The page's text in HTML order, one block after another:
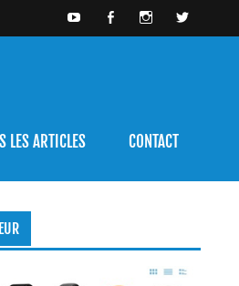
LES ARTICLES CONTACT